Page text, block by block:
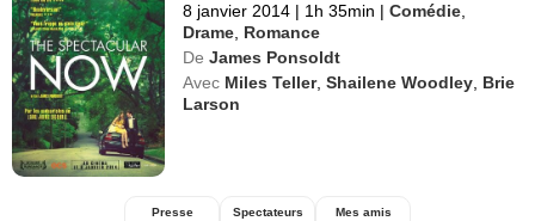
8 janvier 2014 | 1h 35min | Comédie
Drame Romance
De James Ponsoldt
Avec Miles Teller,Shailene Woodley Brie
Larson
Presse Spectateurs Mes amis